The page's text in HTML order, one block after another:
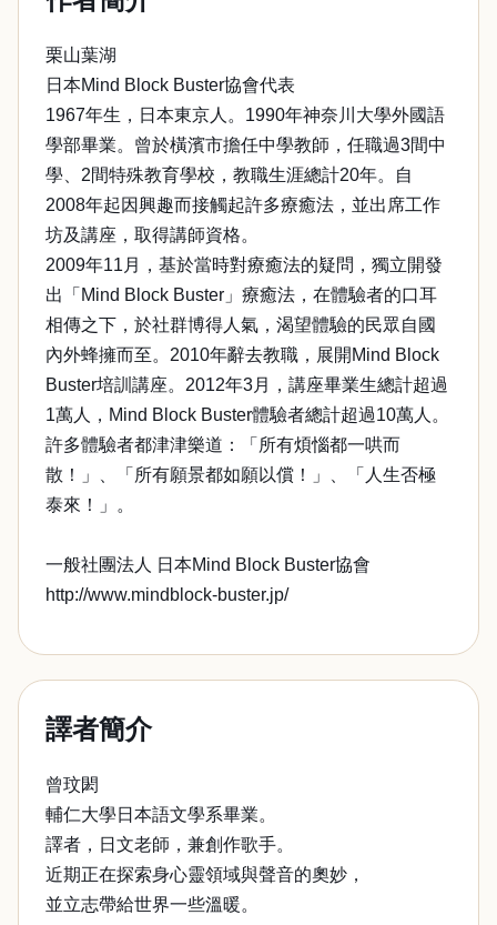
栗山葉湖
日本Mind Block Buster協會代表
1967年生，日本東京人。1990年神奈川大學外國語
學部畢業。曾於橫濱市擔任中學教師，任職過3間中
學、2間特殊教育學校，教職生涯總計20年。自
2008年起因興趣而接觸起許多療癒法，並出席工作
坊及講座，取得講師資格。
2009年11月，基於當時對療癒法的疑問，獨立開發
出「Mind Block Buster」療癒法，在體驗者的口耳
相傳之下，於社群博得人氣，渴望體驗的民眾自國
內外蜂擁而至。2010年辭去教職，展開Mind Block
Buster培訓講座。2012年3月，講座畢業生總計超過
1萬人，Mind Block Buster體驗者總計超過10萬人。
許多體驗者都津津樂道：「所有煩惱都一哄而
散！」、「所有願景都如願以償！」、「人生否極
泰來！」。
一般社團法人 日本Mind Block Buster協會
http://www.mindblock-buster.jp/
譯者簡介
曾玟閎
輔仁大學日本語文學系畢業。
譯者，日文老師，兼創作歌手。
近期正在探索身心靈領域與聲音的奧妙，
並立志帶給世界一些溫暖。